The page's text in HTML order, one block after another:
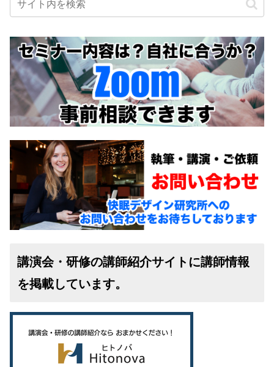
講演会・研修の講師紹介サイトに講師情報
を掲載しています。